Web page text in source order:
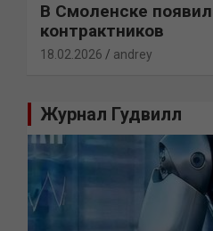
В Смоленске
контрактников
18.02.2026 andrey
Журнал Гудвилл